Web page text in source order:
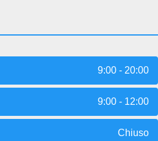
9:00 - 20:00
9:00 - 12:00
Chiuso